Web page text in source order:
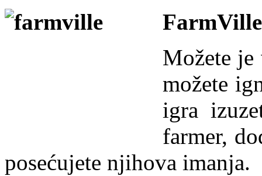
FarmVille
Možete
možete
igra
farmer,
posećujete njihova imanja.